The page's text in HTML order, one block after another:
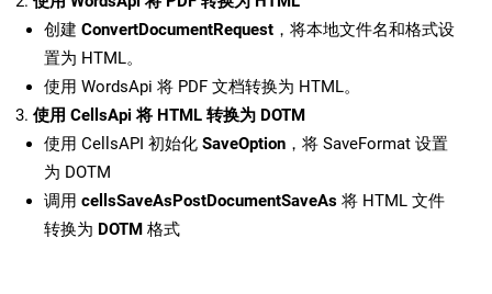
创建 ConvertDocumentRequest ，将本地文件名和格式设
置为 HTML。
使用 WordsApi 将 PDF 文档转换为 HTML。
使用 CellsApi 将 HTML 转换为 DOTM
使用 CellsAPI 初始化 SaveOption ，将 SaveFormat 设置
为 DOTM
调用 cellsSaveAsPostDocumentSaveAs 将 HTML 文件
转换为 DOTM 格式